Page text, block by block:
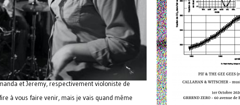
et Jeremy, respectivement violoniste de
à vous faire venir, mais je vais quand même